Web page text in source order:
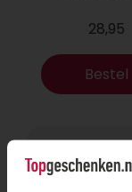
28,95
Bestel